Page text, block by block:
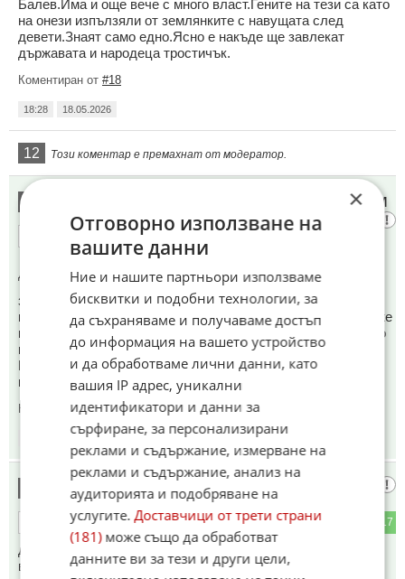
Балев.Има и още вече с много власт.Гените на тези са като
на онези изпълзяли от землянките с навущата след
девети.Знаят само едно.Ясно е накъде ще завлекат
държавата и народеца тростичък.
Коментиран от #18
18:28 18.05.2026
12 Този коментар е премахнат от модератор.
Притеснителна е елегантен евфимизъм
До коментар#1от "честен ционист":
за катастрофална. Една бивша финасова министърка от
незнамси кое вече бивше правителство се опита да го каже
на глас жената , ама бързо и беше запушена устата. Както
и всеки разумен човек.
Извършителите на това безобразие на инат трябва да
понесат съдебна отговорност.
Коментиран от#27
18.05.2026
Как няма
17
ОТГОВОР
да е притеснително, като сложихте един некомпетентен
военен за министър на финансите и две изкуфели
×
Отговорно използване на
вашите данни
Ние и нашите партньори използваме
бисквитки и подобни технологии, за
да съхраняваме и получаваме достъп
до информация на вашето устройство
и да обработваме лични данни, като
вашия IP адрес, уникални
идентификатори и данни за
сърфиране, за персонализирани
реклами и съдържание, измерване на
реклами и съдържание, анализ на
аудиторията и подобряване на
услугите.Доставчици от трети страни
(181)може също да обработват
данните ви за тези и други цели,